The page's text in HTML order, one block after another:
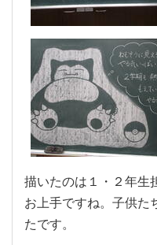
描いたのは１・２年生
お上手ですね。子供た
たです。